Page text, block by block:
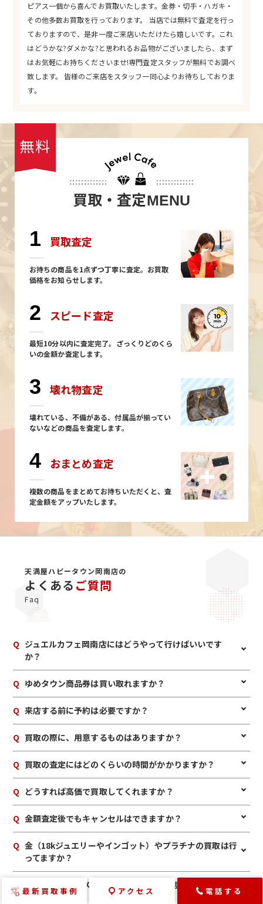
ピアス一個から喜んでお買取いたします。金券・切手・ハガキ・
その他多数お買取を行っております。 当店では無料で査定を行っ
ておりますので、是非一度ご来店いただけたら嬉しいです。これ
はどうかな?ダメかな?と思われるお品物がございましたら、まず
はお気軽にお持ちくださいませ!専門査定スタッフが無料でお調べ
致します。 皆様のご来店をスタッフ一同心よりお待ちしておりま
す。
無料
買取・査定MENU
1 買取査定
お持ちの商品を1点ずつ丁寧に査定。お買取
価格をお知らせします。
2 スピード査定
最短10分以内に査定完了。ざっくりどのくら
いの金額か査定します。
3 壊れ物査定
壊れている、不備がある、付属品が揃ってい
ないなどの商品を査定します。
4 おまとめ査定
複数の商品をまとめてお持ちいただくと、査
定金額をアップいたします。
天満屋ハピータウン岡南店の
よくある ご質問
Faq
Q ジュエルカフェ岡南店にはどうやって行けばいいです
か？
A JR岡山駅より車で約30分。JR岡山駅より両備バスをご利用の
いただき下車 徒歩約4分。天満屋ハピータウン岡南店2F、店内
入り口より2Fへ直結のエスカレーターを昇っていただき、店内
に入ってすぐ目の前に店舗がございます。
Q ゆめタウン商品券は買い取れますか？
A はい。買い取れます。イズミ・ゆめタウンの商品券は岡山県内
Q 来店する前に予約は必要ですか？
A 予約は必要ありませんのでいつでもお越しいただけますが、
案内できます。
Q 買取の際に、用意するものはありますか？
A はい。身分証明書(運転免許証、マイナンバーカード、パスポ
Q 買取の査定にはどのくらいの時間がかかりますか？
A 店舗でのお買取の場合は、10～15分のスピード査定が可能で
料ドリンクサービス付き）でお待ちいただいたり、ご都合の
宜しいお時間に再来店いただくことも可能です。
Q どうすれば高価で買取してくれますか？
A ご購入時の付属品（ブランドの品の箱・鑑定書・保証書な
ます。ジュエルカフェではお得なクーポンなども配布していま
すので、ぜひご一緒にお持ちください。
Q 金額査定後でもキャンセルはできますか？
A
お値段にご満足いただけない場合は、もちろんキャンセル可
能です。手数料等も一切かかりませんのでご安心ください。
Q 金（18kジュエリーやインゴット）やプラチナの買取は行
ってますか？
もちろん買取しています。壊れた金製品、切れた金のネックレ
ス、片方だけのピアスでも、しっかりと査定いたします。
Q
ロレックスやオメガ、シャネルなどの時計の買取は行っ
てますか？
最新買取事例 アクセス 電話する